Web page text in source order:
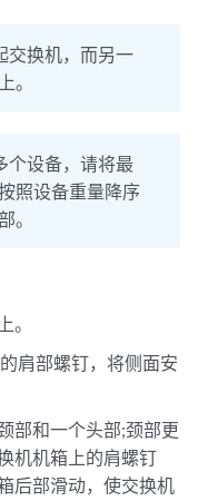
交换机，而另一
。
个设备，请将最
照设备重量降序
。
。
肩部螺钉，将侧面安
部和一个头部;颈部更
机机箱上的肩螺钉
后部滑动，使交换机